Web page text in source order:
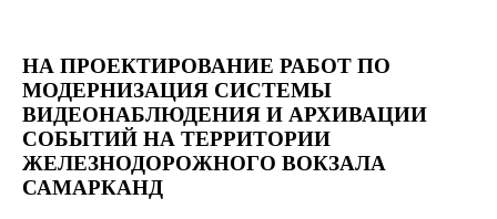
НА ПРОЕКТИРОВАНИЕ РАБОТ ПО
МОДЕРНИЗАЦИЯ СИСТЕМЫ
ВИДЕОНАБЛЮДЕНИЯ И АРХИВАЦИИ
СОБЫТИЙ НА ТЕРРИТОРИИ
ЖЕЛЕЗНОДОРОЖНОГО ВОКЗАЛА
САМАРКАНД